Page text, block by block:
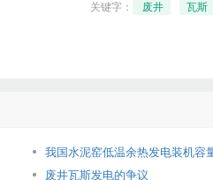
关键字： 废井 瓦斯
我国水泥窑低温余热发电装机容
废井瓦斯发电的争议